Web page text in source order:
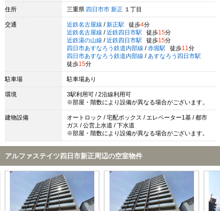
住所 三重県 四日市市 新正 １丁目
交通 近鉄名古屋線 / 新正駅 徒歩4分
近鉄名古屋線 / 近鉄四日市駅 徒歩15分
近鉄湯の山線 / 近鉄四日市駅 徒歩15分
四日市あすなろう鉄道内部線 / 赤堀駅 徒歩11 分
四日市あすなろう鉄道内部線 / あすなろう四日市駅
徒歩15分
駐車場 駐車場あり
環境
3駅利用可 / 2沿線利用可
※部屋・階数により設備が異なる場合がございます。
建物設備
オートロック / 宅配ボックス / エレベーター1基 / 都市
ガス / 公営上水道 / 下水道
※部屋・階数により設備が異なる場合がございます。
アルファステイツ四日市新正周辺の空室物件